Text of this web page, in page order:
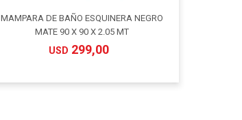
MAMPARA DE BAÑO ESQUINERA NEGRO
MATE 90 X 90 X 2.05 MT
USD 299,00